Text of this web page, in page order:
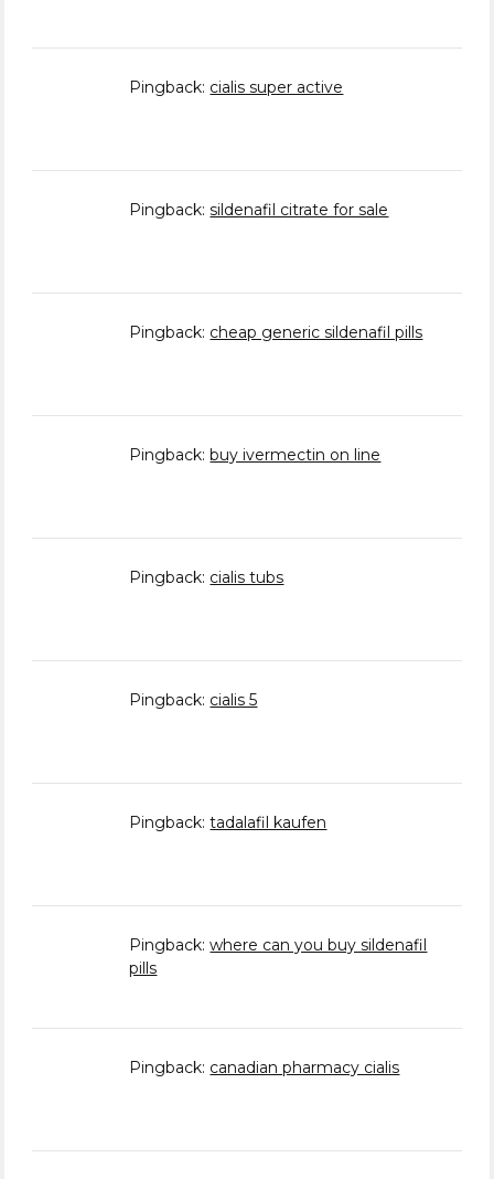
Pingback: cialis super active
Pingback:sildenafil citrate for sale
Pingback: cheap generic sildenafil pills
Pingback: buy ivermectin on line
Pingback: cialis tubs
Pingback: cialis 5
Pingback:tadalafil kaufen
Pingback:where can you buy sildenafil
pills
Pingback: canadian pharmacy cialis